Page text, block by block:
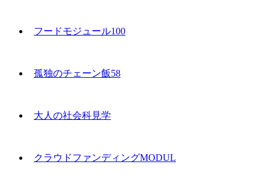
フードモジュール100
孤独のチェーン飯58
大人の社会科見学
クラウドファンディングMODUL